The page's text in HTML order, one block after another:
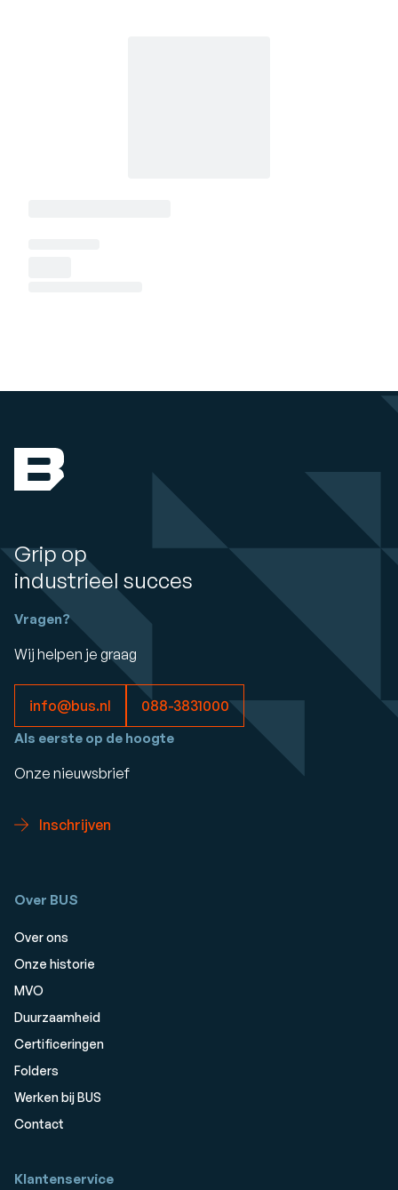
Grip op
industrieel succes
Vragen?
Wij helpen je graag
info@bus.nl 088-3831000
Als eerste op de hoogte
Onze nieuwsbrief
Inschrijven
Over BUS
Over ons
Onze historie
MVO
Duurzaamheid
Certificeringen
Folders
Werken bij BUS
Contact
Klantenservice